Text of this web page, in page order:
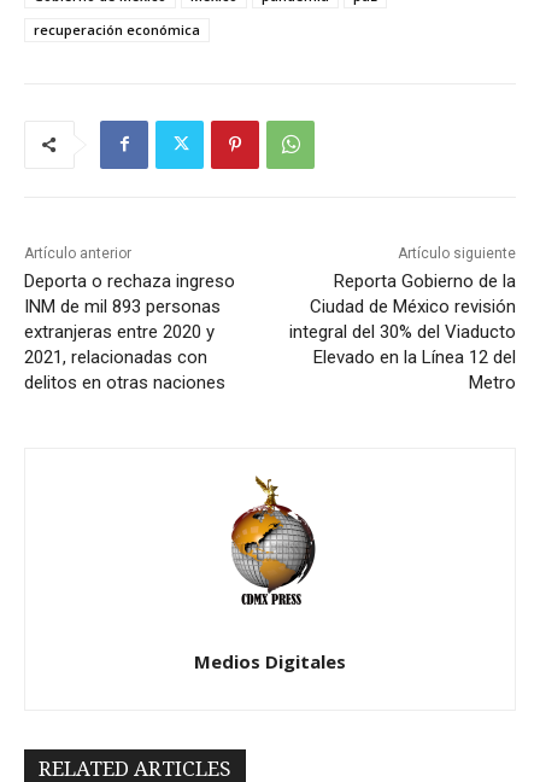
recuperación económica
Artículo anterior
Deporta o rechaza ingreso
INM de mil 893 personas
extranjeras entre 2020 y
2021, relacionadas con
delitos en otras naciones
Artículo siguiente
Reporta Gobierno de la
Ciudad de México revisión
integral del 30% del Viaducto
Elevado en la Línea 12 del
Metro
Medios Digitales
RELATED ARTICLES